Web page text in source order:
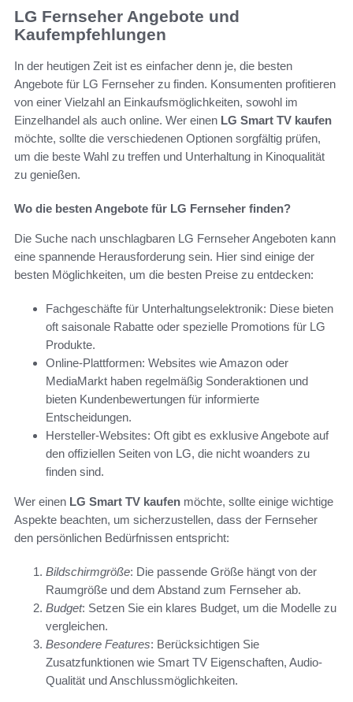
LG Fernseher Angebote und
Kaufempfehlungen
In der heutigen Zeit ist es einfacher denn je, die besten
Angebote für LG Fernseher zu finden. Konsumenten profitieren
von einer Vielzahl an Einkaufsmöglichkeiten, sowohl im
Einzelhandel als auch online. Wer einen LG Smart TV kaufen
möchte, sollte die verschiedenen Optionen sorgfältig prüfen,
um die beste Wahl zu treffen und Unterhaltung in Kinoqualität
zu genießen.
Wo die besten Angebote für LG Fernseher finden?
Die Suche nach unschlagbaren LG Fernseher Angeboten kann
eine spannende Herausforderung sein. Hier sind einige der
besten Möglichkeiten, um die besten Preise zu entdecken:
Fachgeschäfte für Unterhaltungselektronik: Diese bieten
oft saisonale Rabatte oder spezielle Promotions für LG
Produkte.
Online-Plattformen: Websites wie Amazon oder
MediaMarkt haben regelmäßig Sonderaktionen und
bieten Kundenbewertungen für informierte
Entscheidungen.
Hersteller-Websites: Oft gibt es exklusive Angebote auf
den offiziellen Seiten von LG, die nicht woanders zu
finden sind.
Wer einen LG Smart TV kaufen möchte, sollte einige wichtige
Aspekte beachten, um sicherzustellen, dass der Fernseher
den persönlichen Bedürfnissen entspricht:
Bildschirmgröße: Die passende Größe hängt von der
Raumgröße und dem Abstand zum Fernseher ab.
Budget: Setzen Sie ein klares Budget, um die Modelle zu
vergleichen.
Besondere Features: Berücksichtigen Sie
Zusatzfunktionen wie Smart TV Eigenschaften, Audio-
Qualität und Anschlussmöglichkeiten.